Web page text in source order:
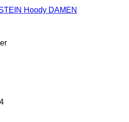
Hoody DAMEN